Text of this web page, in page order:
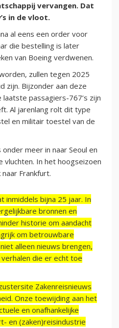
vervangen. Dat
in de vloot.
al eens een order voor
die bestelling is later
van Boeing verdwenen.
zullen tegen 2025
zijn. Bijzonder aan deze
passagiers-767’s zijn
Al jarenlang rolt dit type
en militair toestel van de
meer in naar Seoul en
vluchten. In het hoogseizoen
Frankfurt.
inmiddels bijna 25 jaar. In
bronnen en
historie om aandacht
om betrouwbare
alleen nieuws brengen,
die er echt toe
Zakenreisnieuws
Onze toewijding aan het
en onafhankelijke
en (zaken)reisindustrie